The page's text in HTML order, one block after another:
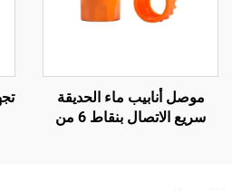
موصل أنابيب ماء الحديقة
سريع الاتصال بنقاط 6 من